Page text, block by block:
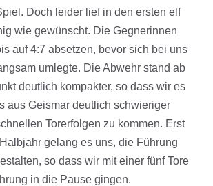
Doch leider lief in den ersten elf
wie gewünscht. Die Gegnerinnen
auf 4:7 absetzen, bevor sich bei uns
umlegte. Die Abwehr stand ab
deutlich kompakter, so dass wir es
aus Geismar deutlich schwieriger
Torerfolgen zu kommen. Erst
gelang es uns, die Führung
so dass wir mit einer fünf Tore
in die Pause gingen.